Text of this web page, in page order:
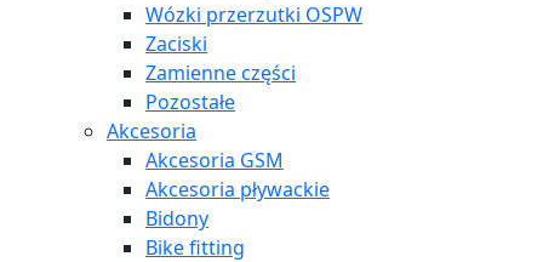
Wózki przerzutki OSPW
Zaciski
Zamienne części
Pozostałe
Akcesoria
Akcesoria GSM
Akcesoria pływackie
Bidony
Bike fitting